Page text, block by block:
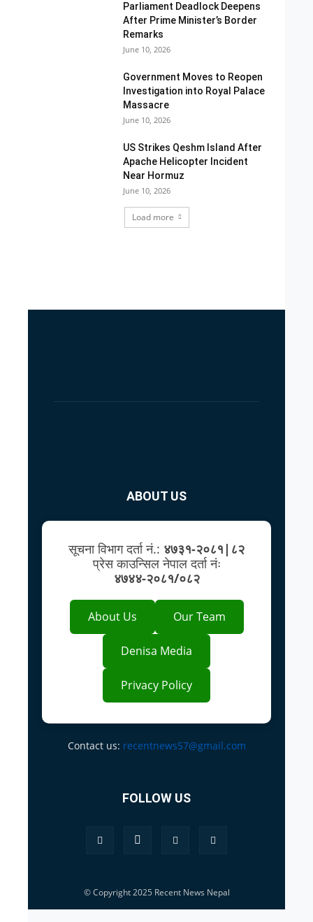
Parliament Deadlock Deepens
After Prime Minister’s Border
Remarks
June 10, 2026
Government Moves to Reopen
Investigation into Royal Palace
Massacre
June 10, 2026
US Strikes Qeshm Island After
Apache Helicopter Incident
Near Hormuz
June 10, 2026
Load more
ABOUT US
सूचना विभाग दर्ता नं.: ४७३१-२०८१|८२
प्रेस काउन्सिल नेपाल दर्ता नंः
४७४४-२०८१/०८२
About Us Our Team
Denisa Media
Privacy Policy
Contact us: recentnews57@gmail.com
FOLLOW US
© Copyright 2025 Recent News Nepal